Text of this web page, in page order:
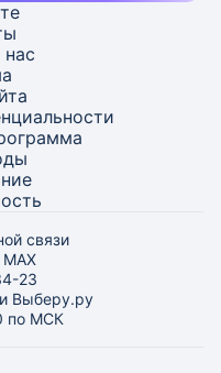
связи
23
Выберу.ру
по МСК